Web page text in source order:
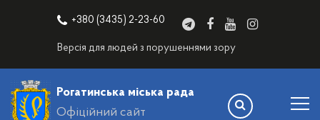
+380 (3435) 2-23-60
Версія для людей з порушеннями зору
Рогатинська міська рада
Офіційний сайт